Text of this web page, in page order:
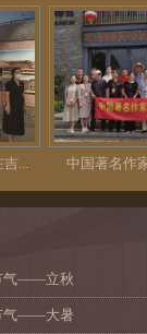
国著名作家吉安采风...
气——立秋
气——大暑